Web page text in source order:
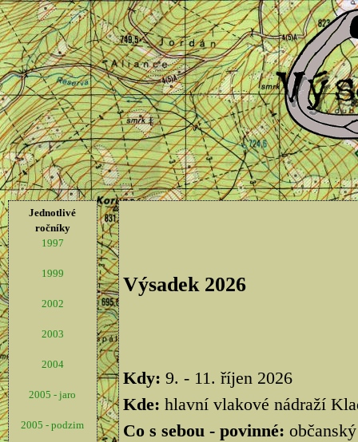
Jednotlivé
ročníky
1997
1999
2002
2003
2004
2005 - jaro
2005 - podzim
Výsadek 2026
Kdy: 9. - 11. říjen 2026
Kde: hlavní vlakové nádraží
Co s sebou - povinné: